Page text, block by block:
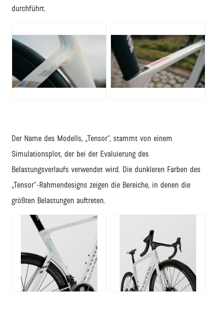
durchführt.
PNG PNG
Der Name des Modells, „Tensor“, stammt von einem
Simulationsplot, der bei der Evaluierung des
Belastungsverlaufs verwendet wird. Die dunkleren Farben des
„Tensor“-Rahmendesigns zeigen die Bereiche, in denen die
größten Belastungen auftreten.
PNG PNG